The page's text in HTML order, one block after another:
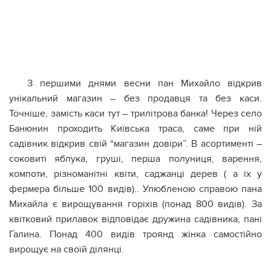
З першими днями весни пан Михайло відкрив
унікальний магазин – без продавця та без каси.
Точніше, замість каси тут – трилітрова банка! Через село
Банюнин проходить Київська траса, саме при ній
садівник відкрив свій “магазин довіри”. В асортименті –
соковиті яблука, груші, перша полуниця, варення,
компоти, різноманітні квіти, саджанці дерев ( а їх у
фермера більше 100 видів).. Улюбленою справою пана
Михайла є вирощування горіхів (понад 800 видів). За
квітковий прилавок відповідає дружина садівника, пані
Галина. Понад 400 видів троянд жінка самостійно
вирощує на своїй ділянці.